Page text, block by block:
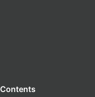
Contents